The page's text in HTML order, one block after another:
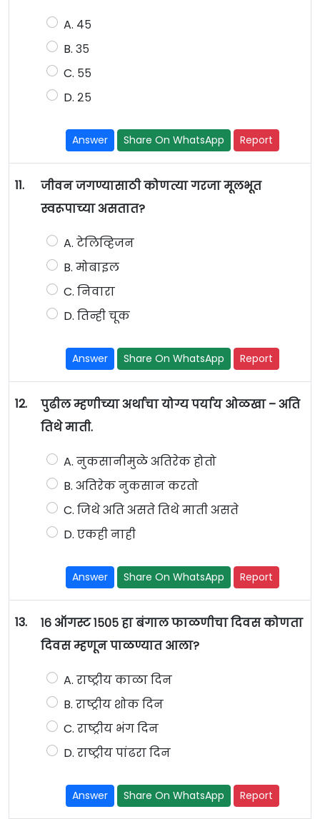
A. ४५
B. ३५
C. ५५
D. २५
Answer Share On WhatsApp Report
11.
जीवन जगण्यासाठी कोणत्या गरजा मूलभूत
स्वरूपाच्या असतात?
A. टेलिव्हिजन
B. मोबाइल
C. निवारा
D. तिन्ही चूक
Answer Share On WhatsApp Report
12.
पुढील म्हणीच्या अर्थाचा योग्य पर्याय ओळखा – अति
तिथे माती.
A. नुकसानीमुळे अतिरेक होतो
B. अतिरेक नुकसान करतो
C. जिथे अति असते तिथे माती असते
D. एकही नाही
Answer Share On WhatsApp Report
13.
१६ ऑगस्ट १५०५ हा बंगाल फाळणीचा दिवस कोणता
दिवस म्हणून पाळण्यात आला?
A. राष्ट्रीय काळा दिन
B. राष्ट्रीय शोक दिन
C. राष्ट्रीय भंग दिन
D. राष्ट्रीय पांढरा दिन
Answer Share On WhatsApp Report